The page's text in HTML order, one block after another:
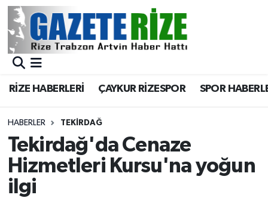
RİZE HABERLERİ ÇAYKUR RİZESPOR SPOR
HABERLER TEKIRDAĞ
Tekirdağ'da Cenaze
Hizmetleri Kursu'na yoğun
ilgi
BÖLGEMİZ
Asayiş
Rize Jandarma Komutanlığı
Bilim Teknoloji
Merkez Nöbetçi Eczaneler
Merkez Trafik Yoğunluk Haritası
Süper Lig Puan Durumu ve Fikstür
Tüm Manşetler